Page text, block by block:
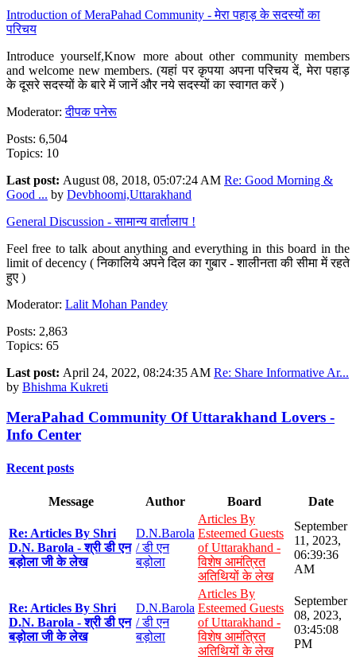
Introduction of MeraPahad Community - मेरा पहाड़ के सदस्यों का
परिचय
Introduce yourself,Know more about other community members
and welcome new members. (यहां पर कृपया अपना परिचय दें, मेरा पहाड़
के दूसरे सदस्यों के बारे में जानें और नये सदस्यों का स्वागत करें )
Moderator:दीपक पनेरू
Posts: 6,504
Topics: 10
Last post: August 08, 2018, 05:07:24 AM Re: Good Morning &
Good ... by Devbhoomi,Uttarakhand
General Discussion - सामान्य वार्तालाप !
Feel free to talk about anything and everything in this board in the
limit of decency ( निकालिये अपने दिल का गुबार - शालीनता की सीमा में रहते
हुए )
Moderator: Lalit Mohan Pandey
Posts: 2,863
Topics: 65
Last post: April 24, 2022, 08:24:35 AM Re: Share Informative Ar...
by Bhishma Kukreti
MeraPahad Community Of Uttarakhand Lovers -
Info Center
Recent posts
Message Author Board Date
Re: Articles By Shri
D.N. Barola - श्री डी एन
बड़ोला जी के लेख
D.N.Barola
/ डी एन
बड़ोला
Articles By
Esteemed Guests
of Uttarakhand -
विशेष आमंत्रित
अतिथियों के लेख
September
11, 2023,
06:39:36
AM
Re: Articles By Shri
D.N. Barola - श्री डी एन
बड़ोला जी के लेख
D.N.Barola
/ डी एन
बड़ोला
Articles By
Esteemed Guests
of Uttarakhand -
विशेष आमंत्रित
अतिथियों के लेख
September
08, 2023,
03:45:08
PM